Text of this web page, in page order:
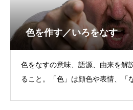
色を作す／いろをなす
色をなすの意味、語源、由来を解
ること。「色」は顔色や表情、「